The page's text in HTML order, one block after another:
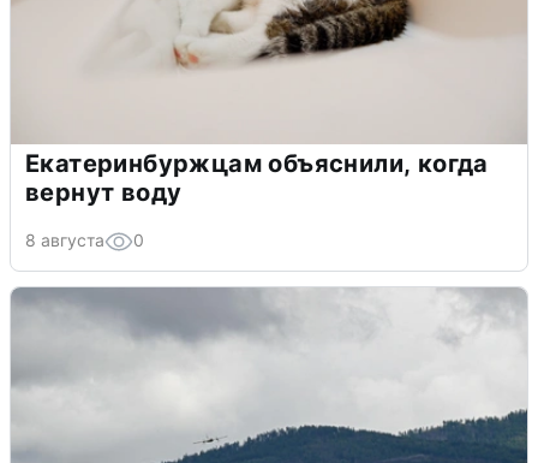
Екатеринбуржцам объяснили, когда
вернут воду
8 августа 0